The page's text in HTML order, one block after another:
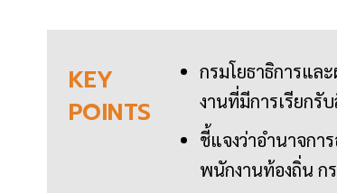
KEY
POINTS
กรมโยธาธิการแล
งานที่มีการเรียก
ชี้แจงว่าอำนาจก
พนักงานท้องถิ่น ก